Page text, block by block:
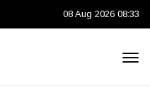
08 Aug 2026 08:33